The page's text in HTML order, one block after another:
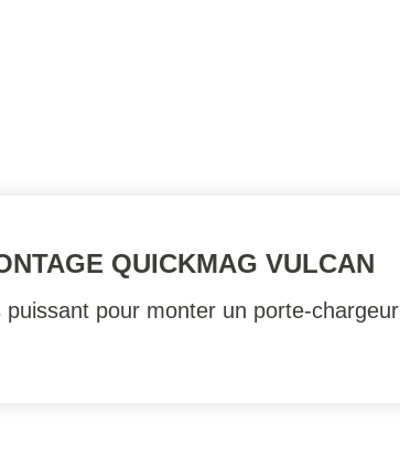
QUICKMAG VULCAN
pour monter un porte-